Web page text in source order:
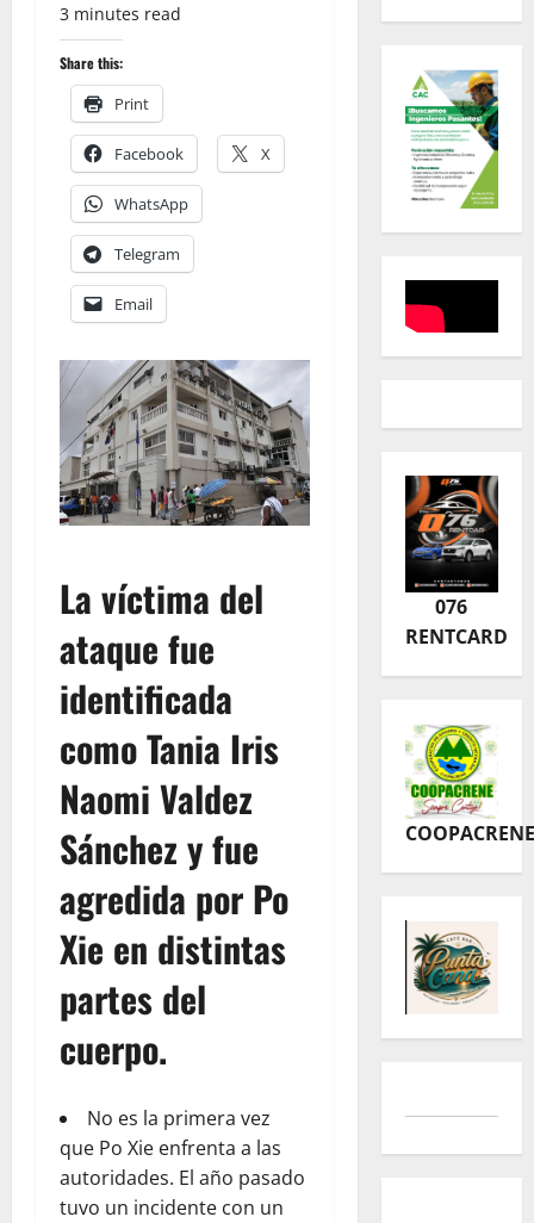
3 minutes read
Share this:
Print
Facebook X
WhatsApp
Telegram
Email
La víctima del
ataque fue
identificada
como Tania Iris
Naomi Valdez
Sánchez y fue
agredida por Po
Xie en distintas
partes del
cuerpo.
No es la primera vez
que Po Xie enfrenta a las
autoridades. El año pasado
tuvo un incidente con un
076
RENTCARD
COOPACRENE